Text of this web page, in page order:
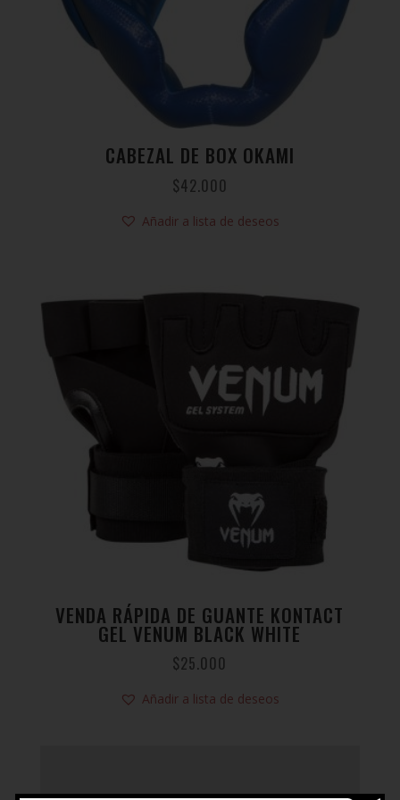
CABEZAL DE BOX OKAMI
$42.000
Añadir a lista de deseos
VENDA RÁPIDA DE GUANTE KONTACT
GEL VENUM BLACK WHITE
$25.000
Añadir a lista de deseos